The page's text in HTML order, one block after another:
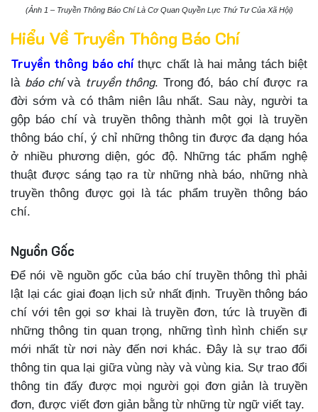
(Ảnh 1 – Truyền Thông Báo Chí Là Cơ Quan Quyền Lực Thứ Tư Của Xã Hội)
Hiểu Về Truyền Thông Báo Chí
Truyền thông báo chíthực chất là hai mảng tách biệt
là báo chívà truyền thông. Trong đó, báo chí được ra
đời sớm và có thâm niên lâu nhất. Sau này, người ta
gộp báo chí và truyền thông thành một gọi là truyền
thông báo chí, ý chỉ những thông tin được đa dạng hóa
ở nhiều phương diện, góc độ. Những tác phẩm nghệ
thuật được sáng tạo ra từ những nhà báo, những nhà
truyền thông được gọi là tác phẩm truyền thông báo
chí.
Nguồn Gốc
Để nói về nguồn gốc của báo chí truyền thông thì phải
lật lại các giai đoạn lịch sử nhất định. Truyền thông báo
chí với tên gọi sơ khai là truyền đơn, tức là truyền đi
những thông tin quan trọng, những tình hình chiến sự
mới nhất từ nơi này đến nơi khác. Đây là sự trao đổi
thông tin qua lại giữa vùng này và vùng kia. Sự trao đổi
thông tin đấy được mọi người gọi đơn giản là truyền
đơn, được viết đơn giản bằng từ những từ ngữ viết tay.